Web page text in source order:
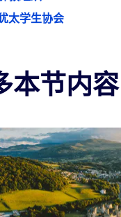
太学生协会
本节内容